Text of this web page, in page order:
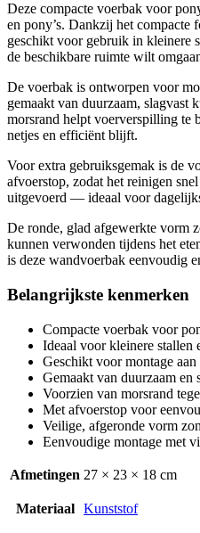
Deze compacte voerbak voor
en pony’s. Dankzij het compacte
geschikt voor gebruik in kleinere
de beschikbare ruimte wilt
De voerbak is ontworpen voor
gemaakt van duurzaam, slagvast
morsrand helpt voerverspilling te
netjes en efficiënt blijft.
Voor extra gebruiksgemak is de
afvoerstop, zodat het reinigen
uitgevoerd — ideaal voor
De ronde, glad afgewerkte vorm
kunnen verwonden tijdens het
is deze wandvoerbak eenvoudig
Belangrijkste kenmerken
Compacte voerbak voor
Ideaal voor kleinere stallen
Geschikt voor montage aan
Gemaakt van duurzaam en
Voorzien van morsrand
Met afvoerstop voor
Veilige, afgeronde vorm
Eenvoudige montage met
Afmetingen 27 × 23 × 18 cm
Materiaal Kunststof